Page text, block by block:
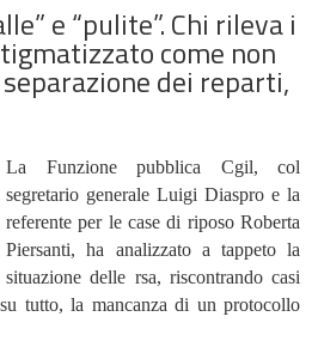
e “pulite”. Chi rileva i
come non
dei reparti,
La Funzione pubblica Cgil, col
segretario generale Luigi Diaspro e la
referente per le case di riposo Roberta
Piersanti, ha analizzato a tappeto la
situazione delle rsa, riscontrando casi
tutto, la mancanza di un protocollo